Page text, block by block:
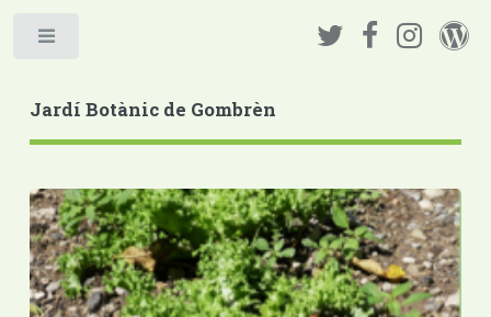
Jardí Botànic de Gombrèn